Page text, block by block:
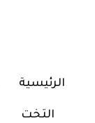
الرئيسية
التخت